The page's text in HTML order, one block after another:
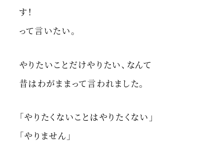
す！
って言いたい。
やりたいことだけやりたい、なんて
昔はわがままって言われました。
「やりたくないことはやりたくない」
「やりません」